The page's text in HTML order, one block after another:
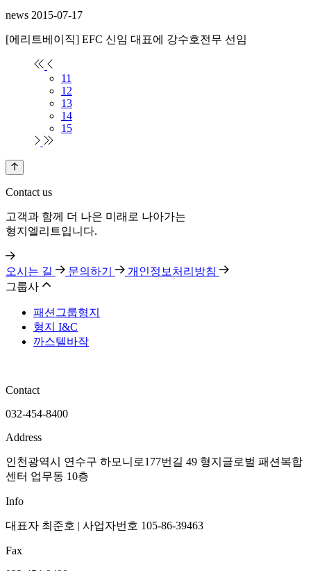
news 2015-07-17
[에리트베이직] EFC 신임 대표에 강수호전무 선임
11
12
13
14
15
Contact us
고객과 함께 더 나은 미래로 나아가는
형지엘리트입니다.
오시는 길 문의하기
개인정보처리방침
그룹사
패션그룹형지
형지 I&C
까스텔바작
Contact
032-454-8400
Address
인천광역시 연수구 하모니로177번길 49 형지글로벌 패션복합
센터 업무동 10층
Info
대표자 최준호 | 사업자번호 105-86-39463
Fax